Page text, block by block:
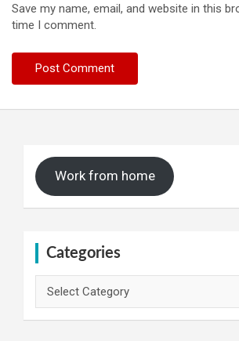
Save my name, email, and website in this
time I comment.
Work from home
Categories